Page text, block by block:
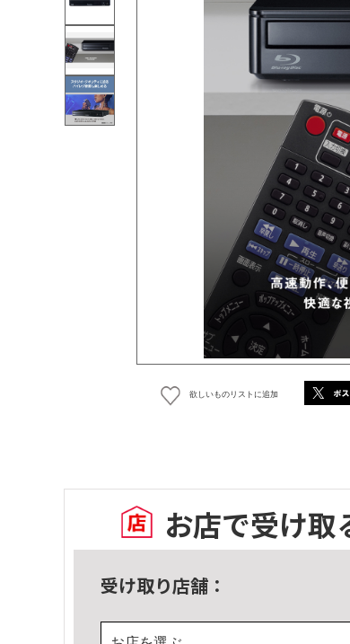
欲しいものリストに追加
お店で受け取
受け取り店舗：